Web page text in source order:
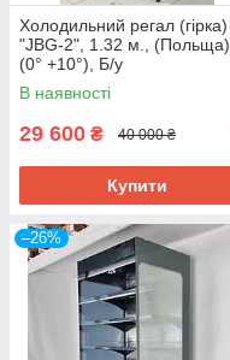
Холодильний регал (гірка)
"JBG-2", 1.32 м., (Польща)
(0° +10°), Б/у
В наявності
29 600 ₴ 40 000 ₴
Купити
–26%